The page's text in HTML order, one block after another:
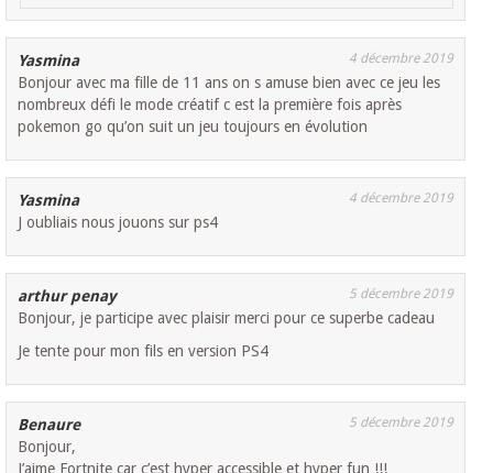
Yasmina 4 décembre 2019
Bonjour avec ma fille de 11 ans on s amuse bien avec ce jeu les
nombreux défi le mode créatif c est la première fois après
pokemon go qu’on suit un jeu toujours en évolution
Yasmina 4 décembre 2019
J oubliais nous jouons sur ps4
arthur penay 5 décembre 2019
Bonjour, je participe avec plaisir merci pour ce superbe cadeau
Je tente pour mon fils en version PS4
Benaure 5 décembre 2019
Bonjour,
J’aime Fortnite car c’est hyper accessible et hyper fun !!!